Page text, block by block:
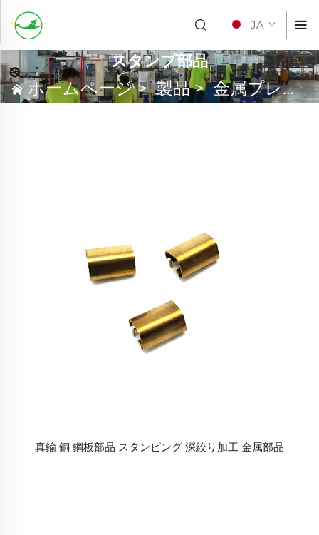
JA
スタンプ部品
ホームページ>製品>金属プレス加工
真鍮 銅 鋼板部品 スタンピング 深絞り加工 金属部品